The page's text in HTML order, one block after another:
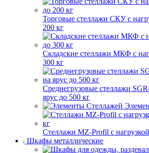
Торговые стеллажи СКУ с
200 кг
Складские стеллажи МКФ с
300 кг
Среднегрузовые стеллажи
ярус до 500 кг
Стеллажи MZ-Profil с
Шкафы металлические